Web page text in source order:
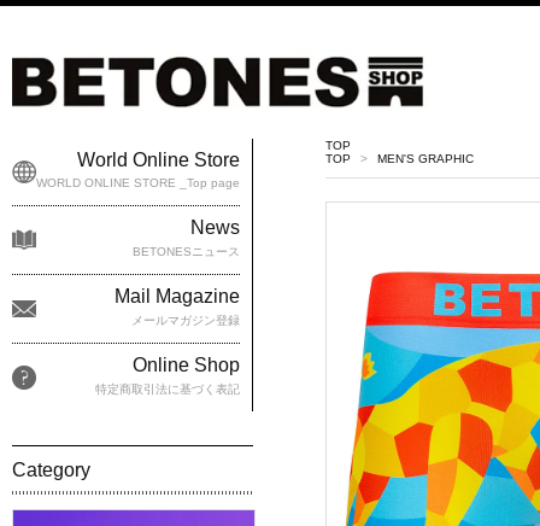
TOP
TOP
> MEN'S GRAPHIC
World Online Store
WORLD ONLINE STORE _Top page
News
BETONESニュース
Mail Magazine
メールマガジン登録
Online Shop
特定商取引法に基づく表記
Category